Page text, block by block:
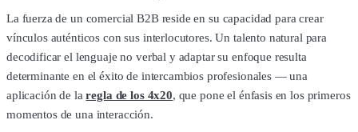
La fuerza de un comercial B2B reside en su capacidad para crear
vínculos auténticos con sus interlocutores. Un talento natural para
decodificar el lenguaje no verbal y adaptar su enfoque resulta
determinante en el éxito de intercambios profesionales — una
aplicación de laregla de los 4x20, que pone el énfasis en los primeros
momentos de una interacción.